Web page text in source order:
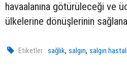
havaalanına götürüleceği ve
ülkelerine dönüşlerinin
Etiketler : sağlık,salgın,salgın